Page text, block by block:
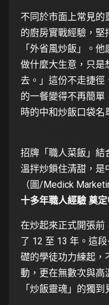
不同於市面上常見的
的廚房實戰經驗，堅
「外省風炒飯」。
做什麼大生意，只是
去。」這份不走捷徑
的一餐變得不再簡單
時的中和炒飯口袋名
招牌「職人菜飯」結
溫拌炒鎖住清甜，是
（圖/Medick
十多年職人經驗 奠
在炒起來正式開張前
了 12 至 13 年。這
礎的學徒功力練起，
動，更在無數次與高
「炒飯靈魂」的獨到